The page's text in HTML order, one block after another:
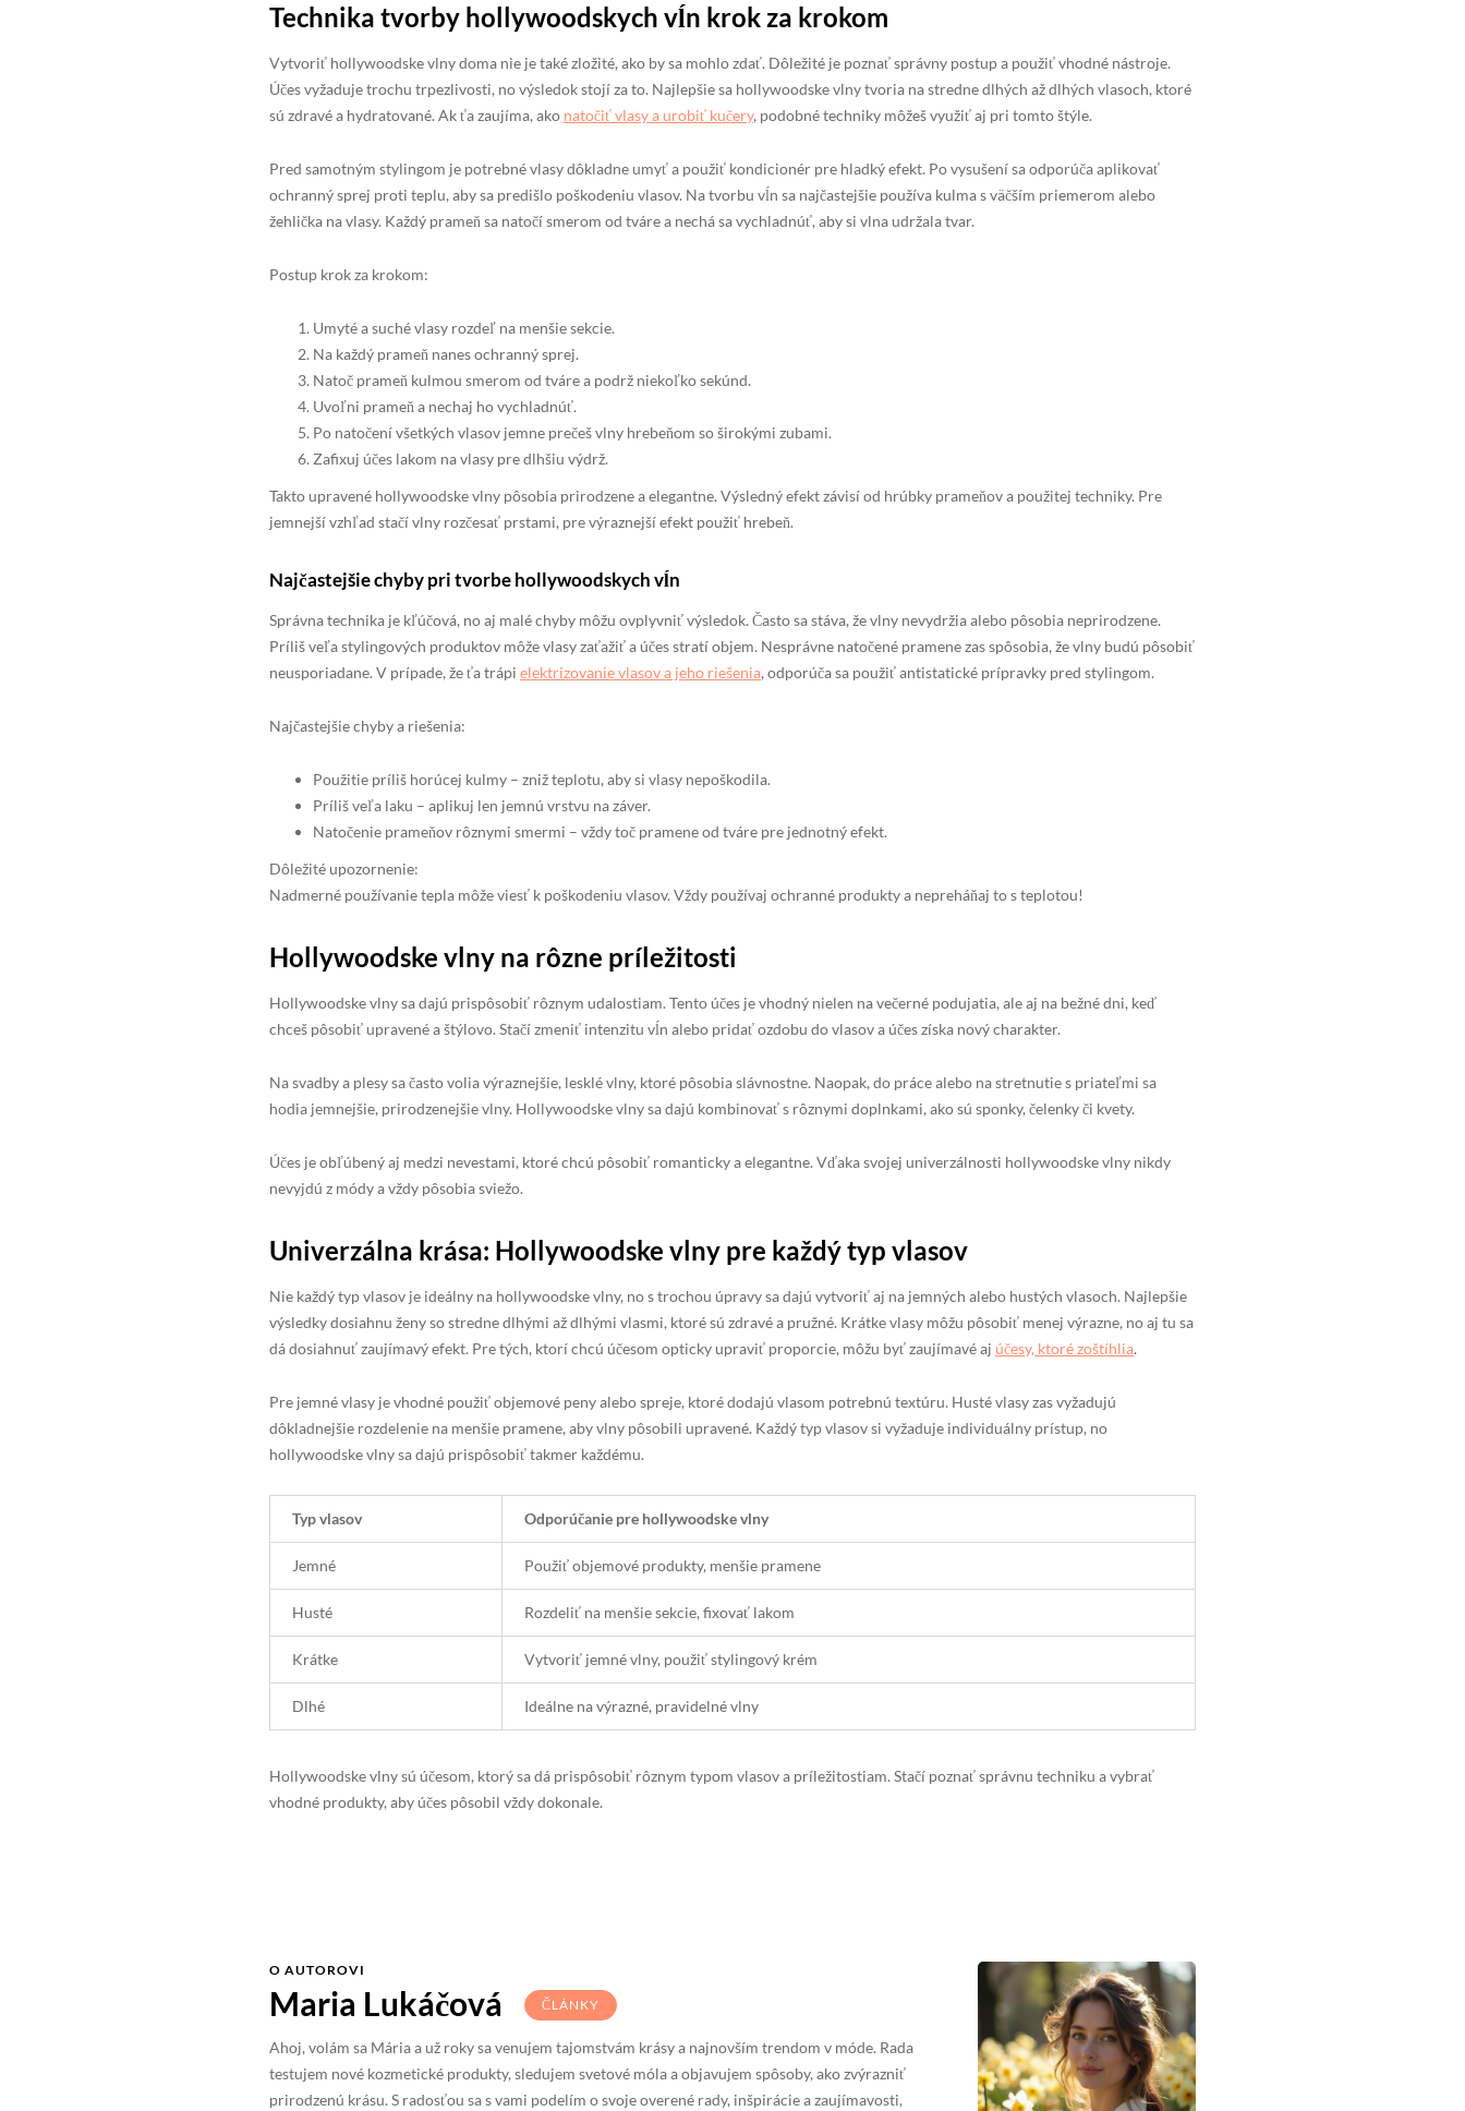
Technika tvorby hollywoodskych vĺn krok za krokom
Vytvoriť hollywoodske vlny doma nie je také zložité, ako by sa mohlo zdať. Dôležité je poznať správny postup a použiť vhodné nástroje.
Účes vyžaduje trochu trpezlivosti, no výsledok stojí za to. Najlepšie sa hollywoodske vlny tvoria na stredne dlhých až dlhých vlasoch, ktoré
sú zdravé a hydratované. Ak ťa zaujíma, ako natočiť vlasy a urobiť kučery, podobné techniky môžeš využiť aj pri tomto štýle.
Pred samotným stylingom je potrebné vlasy dôkladne umyť a použiť kondicionér pre hladký efekt. Po vysušení sa odporúča aplikovať
ochranný sprej proti teplu, aby sa predišlo poškodeniu vlasov. Na tvorbu vĺn sa najčastejšie používa kulma s väčším priemerom alebo
žehlička na vlasy. Každý prameň sa natočí smerom od tváre a nechá sa vychladnúť, aby si vlna udržala tvar.
Postup krok za krokom:
Umyté a suché vlasy rozdeľ na menšie sekcie.
Na každý prameň nanes ochranný sprej.
Natoč prameň kulmou smerom od tváre a podrž niekoľko sekúnd.
Uvoľni prameň a nechaj ho vychladnúť.
Po natočení všetkých vlasov jemne prečeš vlny hrebeňom so širokými zubami.
Zafixuj účes lakom na vlasy pre dlhšiu výdrž.
Takto upravené hollywoodske vlny pôsobia prirodzene a elegantne. Výsledný efekt závisí od hrúbky prameňov a použitej techniky. Pre
jemnejší vzhľad stačí vlny rozčesať prstami, pre výraznejší efekt použiť hrebeň.
Najčastejšie chyby pri tvorbe hollywoodskych vĺn
Správna technika je kľúčová, no aj malé chyby môžu ovplyvniť výsledok. Často sa stáva, že vlny nevydržia alebo pôsobia neprirodzene.
Príliš veľa stylingových produktov môže vlasy zaťažiť a účes stratí objem. Nesprávne natočené pramene zas spôsobia, že vlny budú pôsobiť
neusporiadane. V prípade, že ťa trápi elektrizovanie vlasov a jeho riešenia, odporúča sa použiť antistatické prípravky pred stylingom.
Najčastejšie chyby a riešenia:
Použitie príliš horúcej kulmy – zniž teplotu, aby si vlasy nepoškodila.
Príliš veľa laku – aplikuj len jemnú vrstvu na záver.
Natočenie prameňov rôznymi smermi – vždy toč pramene od tváre pre jednotný efekt.
Dôležité upozornenie:
Nadmerné používanie tepla môže viesť k poškodeniu vlasov. Vždy používaj ochranné produkty a nepreháňaj to s teplotou!
Hollywoodske vlny na rôzne príležitosti
Hollywoodske vlny sa dajú prispôsobiť rôznym udalostiam. Tento účes je vhodný nielen na večerné podujatia, ale aj na bežné dni, keď
chceš pôsobiť upravené a štýlovo. Stačí zmeniť intenzitu vĺn alebo pridať ozdobu do vlasov a účes získa nový charakter.
Na svadby a plesy sa často volia výraznejšie, lesklé vlny, ktoré pôsobia slávnostne. Naopak, do práce alebo na stretnutie s priateľmi sa
hodia jemnejšie, prirodzenejšie vlny. Hollywoodske vlny sa dajú kombinovať s rôznymi doplnkami, ako sú sponky, čelenky či kvety.
Účes je obľúbený aj medzi nevestami, ktoré chcú pôsobiť romanticky a elegantne. Vďaka svojej univerzálnosti hollywoodske vlny nikdy
nevyjdú z módy a vždy pôsobia sviežo.
Univerzálna krása: Hollywoodske vlny pre každý typ vlasov
Nie každý typ vlasov je ideálny na hollywoodske vlny, no s trochou úpravy sa dajú vytvoriť aj na jemných alebo hustých vlasoch. Najlepšie
výsledky dosiahnu ženy so stredne dlhými až dlhými vlasmi, ktoré sú zdravé a pružné. Krátke vlasy môžu pôsobiť menej výrazne, no aj tu sa
dá dosiahnuť zaujímavý efekt. Pre tých, ktorí chcú účesom opticky upraviť proporcie, môžu byť zaujímavé aj účesy, ktoré zoštíhlia.
Pre jemné vlasy je vhodné použiť objemové peny alebo spreje, ktoré dodajú vlasom potrebnú textúru. Husté vlasy zas vyžadujú
dôkladnejšie rozdelenie na menšie pramene, aby vlny pôsobili upravené. Každý typ vlasov si vyžaduje individuálny prístup, no
hollywoodske vlny sa dajú prispôsobiť takmer každému.
Typ vlasov Odporúčanie pre hollywoodske vlny
Jemné Použiť objemové produkty, menšie pramene
Husté Rozdeliť na menšie sekcie, fixovať lakom
Krátke Vytvoriť jemné vlny, použiť stylingový krém
Dlhé Ideálne na výrazné, pravidelné vlny
Hollywoodske vlny sú účesom, ktorý sa dá prispôsobiť rôznym typom vlasov a príležitostiam. Stačí poznať správnu techniku a vybrať
vhodné produkty, aby účes pôsobil vždy dokonale.
O AUTOROVI
Maria Lukáčová ČLÁNKY
Ahoj, volám sa Mária a už roky sa venujem tajomstvám krásy a najnovším trendom v móde. Rada
testujem nové kozmetické produkty, sledujem svetové móla a objavujem spôsoby, ako zvýrazniť
prirodzenú krásu. S radosťou sa s vami podelím o svoje overené rady, inšpirácie a zaujímavosti,